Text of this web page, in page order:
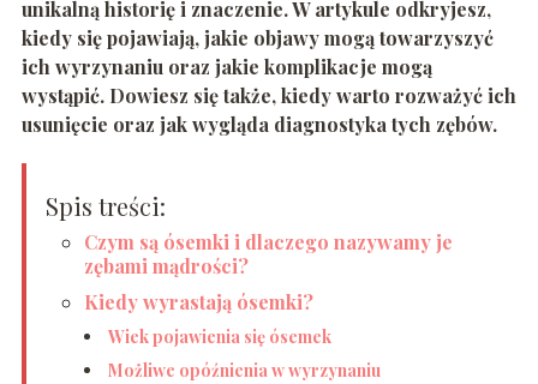
unikalną historię i znaczenie. W artykule odkryjesz,
kiedy się pojawiają, jakie objawy mogą towarzyszyć
ich wyrzynaniu oraz jakie komplikacje mogą
wystąpić. Dowiesz się także, kiedy warto rozważyć ich
usunięcie oraz jak wygląda diagnostyka tych zębów.
Spis treści:
Czym są ósemki i dlaczego nazywamy je
zębami mądrości?
Kiedy wyrastają ósemki?
Wiek pojawienia się ósemek
Możliwe opóźnienia w wyrzynaniu